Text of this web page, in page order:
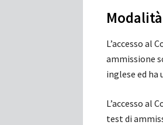
L’accesso al
ammissione
inglese ed ha
L’accesso al
test di